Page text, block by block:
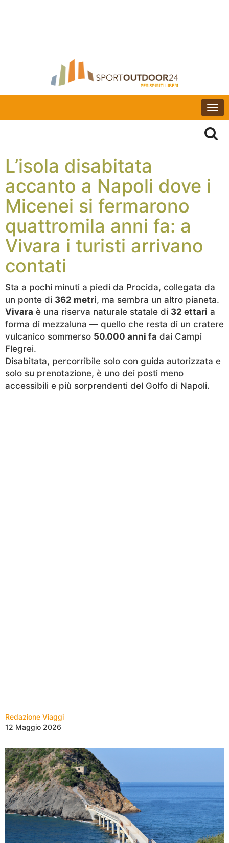
L’isola disabitata
accanto a Napoli dove i
Micenei si fermarono
quattromila anni fa: a
Vivara i turisti arrivano
contati
Sta a pochi minuti a piedi da Procida, collegata da
un ponte di 362 metri, ma sembra un altro pianeta.
Vivara è una riserva naturale statale di 32 ettari a
forma di mezzaluna — quello che resta di un cratere
vulcanico sommerso 50.000 anni fa dai Campi
Flegrei.
Disabitata, percorribile solo con guida autorizzata e
solo su prenotazione, è uno dei posti meno
accessibili e più sorprendenti del Golfo di Napoli.
Redazione Viaggi
12 Maggio 2026